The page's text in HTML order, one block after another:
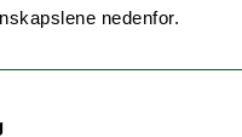
nedenfor.